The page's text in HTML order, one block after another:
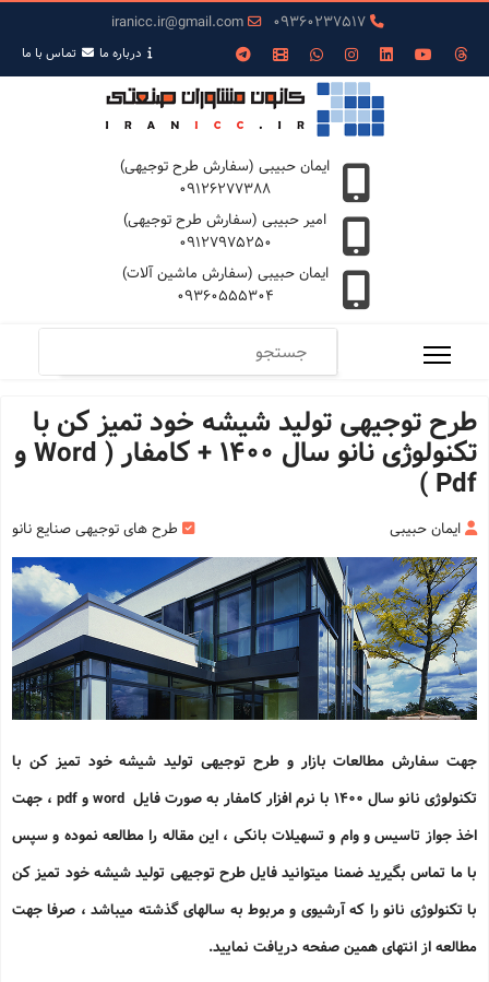
09360237517
iranicc.ir@gmail.com
درباره ما تمـاس با ما
ایمان حبیبی (سفارش طرح توجیهی)
09126277388
امیر حبیبی (سفارش طرح توجیهی)
09127975250
ایمان حبیبی (سفارش ماشین آلات)
09360555304
طرح توجیهی تولید شیشه خود تمیز کن با
تکنولوژی نانو سال 1400 + کامفار ( Word و
Pdf )
ایمان حبیبی طرح های توجیهی صنایع نانو
جهت سفارش مطالعات بازار و طرح توجیهی تولید شیشه خود تمیز کن با
تکنولوژی نانو سال 1400 با نرم افزار کامفار به صورت فایل word و pdf ، جهت
اخذ جواز تاسیس و وام و تسهیلات بانکی ، این مقاله را مطالعه نموده و سپس
با ما تماس بگیرید ضمنا میتوانید فایل طرح توجیهی تولید شیشه خود تمیز کن
با تکنولوژی نانو را که آرشیوی و مربوط به سالهای گذشته میباشد ، صرفا جهت
مطالعه از انتهای همین صفحه دریافت نمایید.